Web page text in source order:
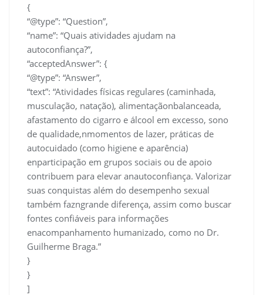
{
“@type”: “Question”,
“name”: “Quais atividades ajudam na
autoconfiança?”,
“acceptedAnswer”: {
“@type”: “Answer”,
“text”: “Atividades físicas regulares (caminhada,
musculação, natação), alimentaçãonbalanceada,
afastamento do cigarro e álcool em excesso, sono
de qualidade,nmomentos de lazer, práticas de
autocuidado (como higiene e aparência)
enparticipação em grupos sociais ou de apoio
contribuem para elevar anautoconfiança. Valorizar
suas conquistas além do desempenho sexual
também fazngrande diferença, assim como buscar
fontes confiáveis para informações
enacompanhamento humanizado, como no Dr.
Guilherme Braga.”
}
}
]